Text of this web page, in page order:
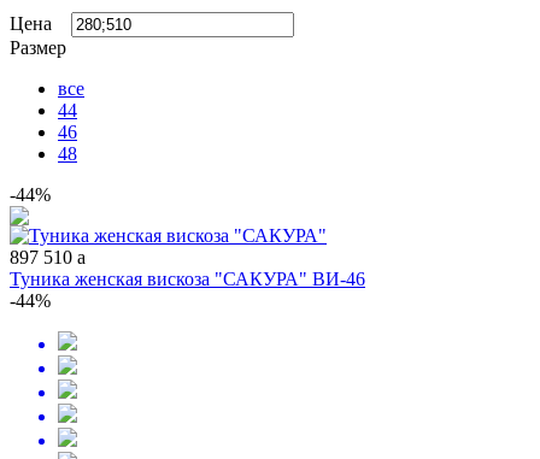
Цена
Размер
все
44
46
48
-44%
897 510 a
Туника женская вискоза "САКУРА" ВИ-46
-44%